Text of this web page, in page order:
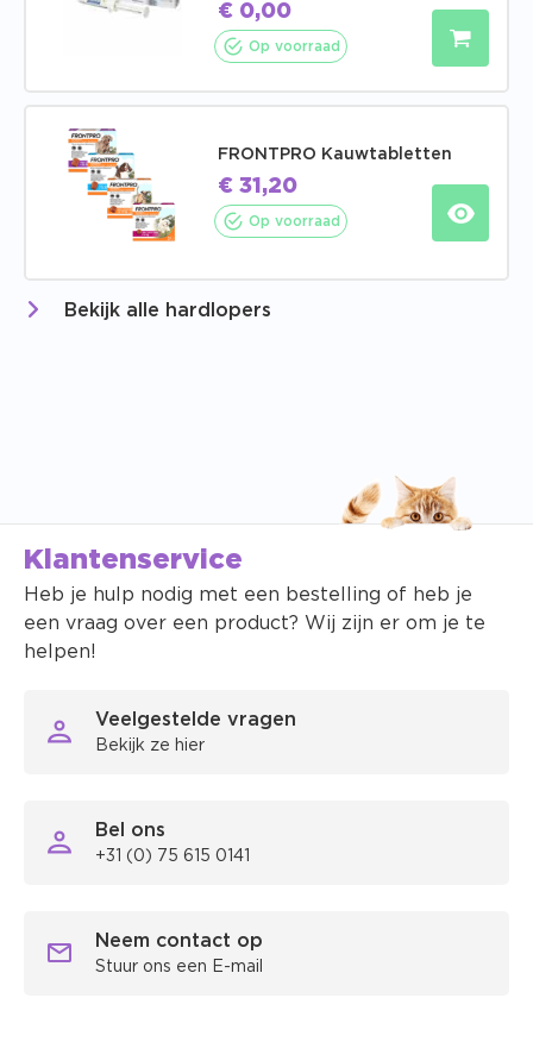
€ 0,00
Op voorraad
FRONTPRO Kauwtabletten
€ 31,20
Op voorraad
Bekijk alle hardlopers
Klantenservice
Heb je hulp nodig met een bestelling of heb je
een vraag over een product? Wij zijn er om je te
helpen!
Veelgestelde vragen
Bekijk ze hier
Bel ons
+31 (0) 75 615 0141
Neem contact op
Stuur ons een E-mail